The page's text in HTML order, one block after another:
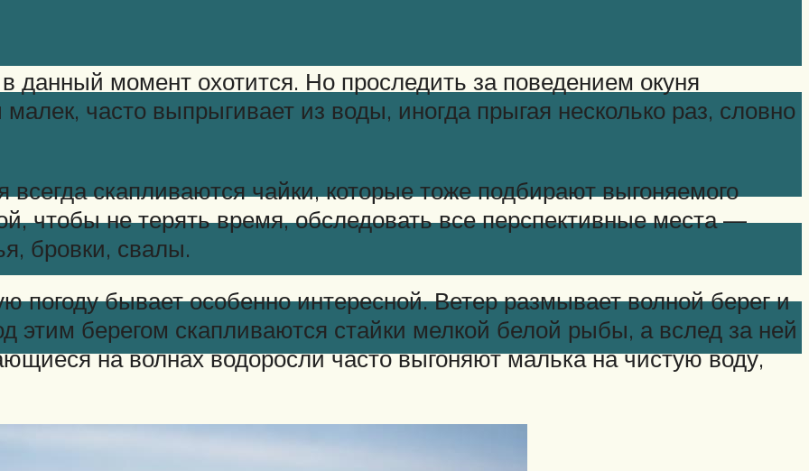
данный момент охотится. Но проследить за поведением окуня
часто выпрыгивает из воды, иногда прыгая несколько раз, словно
всегда скапливаются чайки, которые тоже подбирают выгоняемого
чтобы не терять время, обследовать все перспективные места —
бровки, свалы.
погоду бывает особенно интересной. Ветер размывает волной берег и
этим берегом скапливаются стайки мелкой белой рыбы, а вслед за ней
на волнах водоросли часто выгоняют малька на чистую воду,